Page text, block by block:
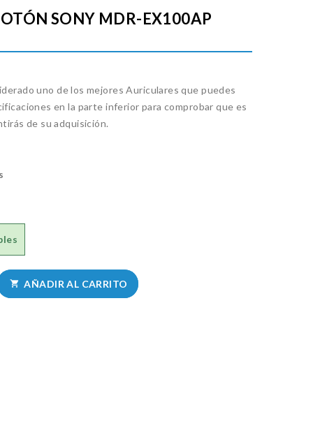
SONY MDR-EX100AP
uno de los mejores Auriculares que puedes
en la parte inferior para comprobar que es
de su adquisición.
 AÑADIR AL CARRITO